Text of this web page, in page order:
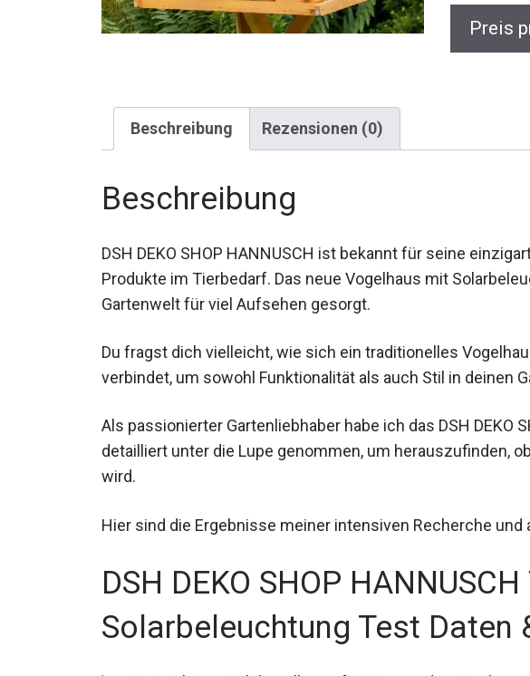
Preis
Beschreibung Rezensionen (0)
Beschreibung
DSH DEKO SHOP HANNUSCH ist bekannt für seine
Produkte im Tierbedarf. Das neue Vogelhaus mit
Gartenwelt für viel Aufsehen gesorgt.
Du fragst dich vielleicht, wie sich ein traditionelles
verbindet, um sowohl Funktionalität als auch Stil in deinen
Als passionierter Gartenliebhaber habe ich das DSH DEKO
detailliert unter die Lupe genommen, um herauszufinden,
wird.
Hier sind die Ergebnisse meiner intensiven Recherche und
DSH DEKO SHOP
Solarbeleuchtung Test Daten